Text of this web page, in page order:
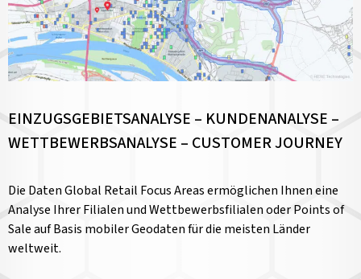
EINZUGSGEBIETSANALYSE – KUNDENANALYSE –
WETTBEWERBSANALYSE – CUSTOMER JOURNEY
Die Daten Global Retail Focus Areas ermöglichen Ihnen eine
Analyse Ihrer Filialen und Wettbewerbsfilialen oder Points of
Sale auf Basis mobiler Geodaten für die meisten Länder
weltweit.